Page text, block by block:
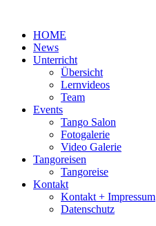
wechselnHOME
News
Unterricht
Übersicht
Lernvideos
Team
Events
Tango Salon
Fotogalerie
Video Galerie
Tangoreisen
Tangoreise
Kontakt
Kontakt + Impressum
Datenschutz